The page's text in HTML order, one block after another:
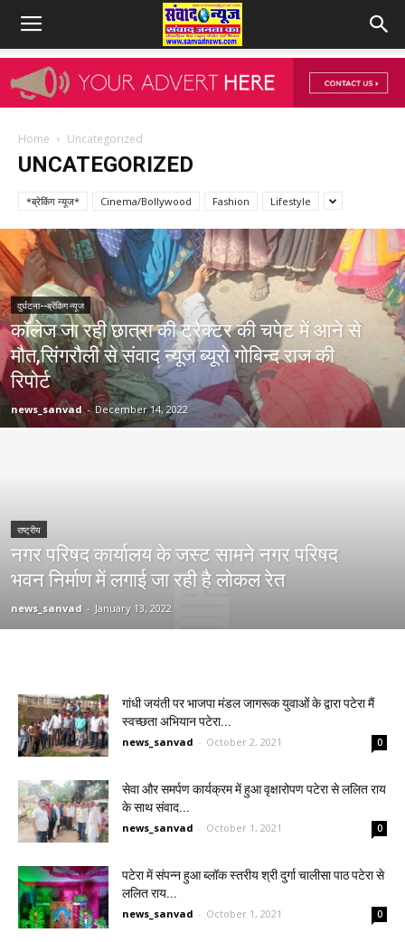
Home Uncategorized
UNCATEGORIZED
*ब्रेकिंग न्यूज* Cinema/Bollywood Fashion Lifestyle
दुर्घटना--ब्रेंकिग न्यूज
कॉलेज जा रही छात्रा की ट्रैक्टर की चपेट में आने से
मौत,सिंगरौली से संवाद न्यूज ब्यूरो गोबिन्द राज की
रिपोर्ट
news_sanvad - December 14, 2022
राष्ट्रीय
नगर परिषद कार्यालय के जस्ट सामने नगर परिषद
भवन निर्माण में लगाई जा रही है लोकल रेत
news_sanvad - January 13, 2022
गांधी जयंती पर भाजपा मंडल जागरूक युवाओं के द्वारा पटेरा मैं
स्वच्छता अभियान पटेरा...
news_sanvad - October 2, 2021 0
सेवा और समर्पण कार्यक्रम में हुआ वृक्षारोपण पटेरा से ललित राय
के साथ संवाद...
news_sanvad - October 1, 2021 0
पटेरा में संपन्न हुआ ब्लॉक स्तरीय श्री दुर्गा चालीसा पाठ पटेरा से
ललित राय...
news_sanvad - October 1, 2021 0